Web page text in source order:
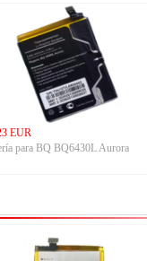
EUR
para BQ BQ6430L Aurora